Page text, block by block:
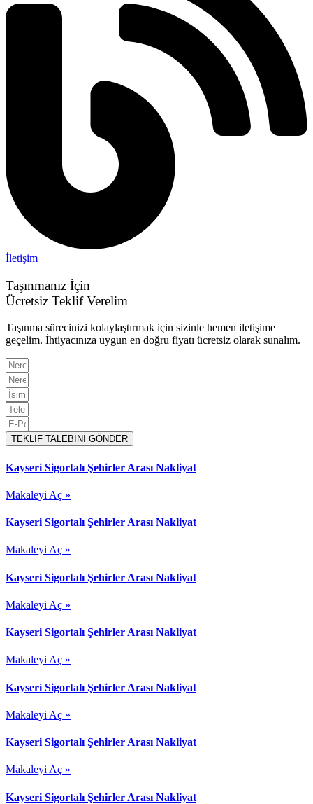
İletişim
Taşınmanız İçin
Ücretsiz Teklif Verelim
Taşınma sürecinizi kolaylaştırmak için sizinle hemen iletişime
geçelim. İhtiyacınıza uygun en doğru fiyatı ücretsiz olarak sunalım.
TEKLİF TALEBİNİ GÖNDER
Kayseri Sigortalı Şehirler Arası Nakliyat
Makaleyi Aç »
Kayseri Sigortalı Şehirler Arası Nakliyat
Makaleyi Aç »
Kayseri Sigortalı Şehirler Arası Nakliyat
Makaleyi Aç »
Kayseri Sigortalı Şehirler Arası Nakliyat
Makaleyi Aç »
Kayseri Sigortalı Şehirler Arası Nakliyat
Makaleyi Aç »
Kayseri Sigortalı Şehirler Arası Nakliyat
Makaleyi Aç »
Kayseri Sigortalı Şehirler Arası Nakliyat